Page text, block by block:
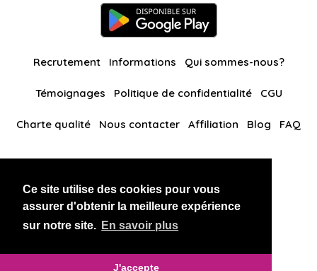
Ce site utilise des cookies pour vous
assurer d'obtenir la meilleure expérience
sur notre site. En savoir plus
J'accepte
Recrutement Informations Qui sommes-nous?
Témoignages Politique de confidentialité CGU
Charte qualité Nous contacter Affiliation Blog FAQ
BlackAndBeauties RussianKisses